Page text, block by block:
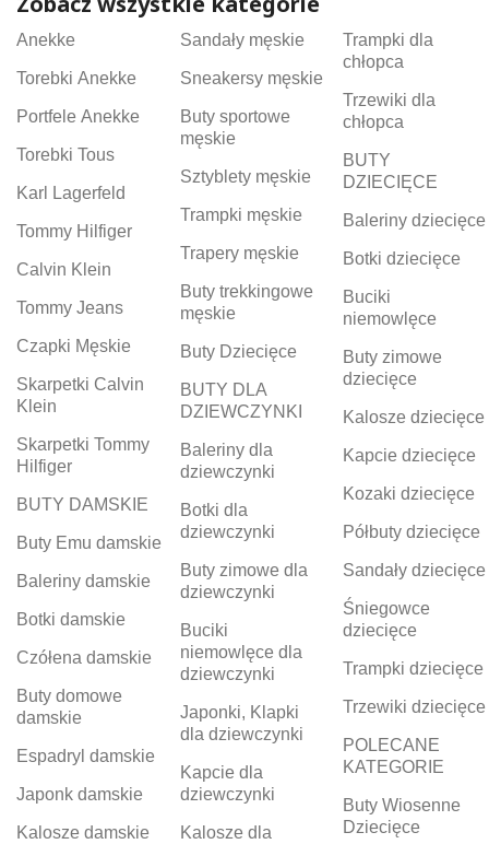
Anekke
Torebki Anekke
Portfele Anekke
Torebki Tous
Karl Lagerfeld
Tommy Hilfiger
Calvin Klein
Tommy Jeans
Czapki Męskie
Skarpetki Calvin
Klein
Skarpetki Tommy
Hilfiger
BUTY DAMSKIE
Buty Emu damskie
Baleriny damskie
Botki damskie
Czółena damskie
Buty domowe
damskie
Espadryl damskie
Japonk damskie
Kalosze damskie
Sandały męskie
Sneakersy męskie
Buty sportowe
męskie
Sztyblety męskie
Trampki męskie
Trapery męskie
Buty trekkingowe
męskie
Buty Dziecięce
BUTY DLA
DZIEWCZYNKI
Baleriny dla
dziewczynki
Botki dla
dziewczynki
Buty zimowe dla
dziewczynki
Buciki
niemowlęce dla
dziewczynki
Japonki, Klapki
dla dziewczynki
Kapcie dla
dziewczynki
Kalosze dla
Trampki dla
chłopca
Trzewiki dla
chłopca
BUTY
DZIECIĘCE
Baleriny dziecięce
Botki dziecięce
Buciki
niemowlęce
Buty zimowe
dziecięce
Kalosze dziecięce
Kapcie dziecięce
Kozaki dziecięce
Półbuty dziecięce
Sandały dziecięce
Śniegowce
dziecięce
Trampki dziecięce
Trzewiki dziecięce
POLECANE
KATEGORIE
Buty Wiosenne
Dziecięce